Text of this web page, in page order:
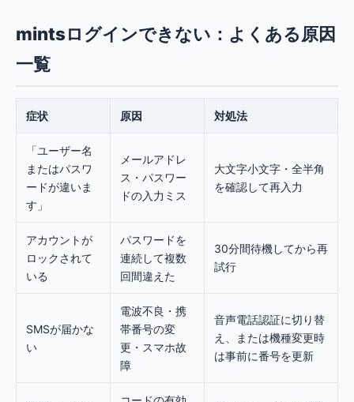
mintsログインできない：よくある原因
一覧
症状 原因 対処法
「ユーザー名
またはパスワ
ードが違いま
す」
メールアドレ
ス・パスワー
ドの入力ミス
大文字小文字・全半角
を確認して再入力
アカウントが
ロックされて
いる
パスワードを
連続して複数
回間違えた
30分間待機してから再
試行
SMSが届かな
い
電波不良・携
帯番号の変
更・スマホ故
障
音声電話認証に切り替
え、または機種変更時
は事前に番号を更新